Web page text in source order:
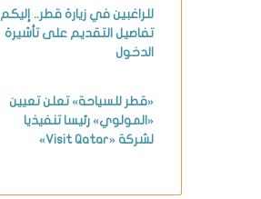
للراغبين في زيارة قطر.. إليكم
تفاصيل التقديم على تأشيرة
الدخول
«قطر للسياحة» تعلن تعيين
«المولوي» رئيسا تنفيذيا
لشركة «Visit Qatar»